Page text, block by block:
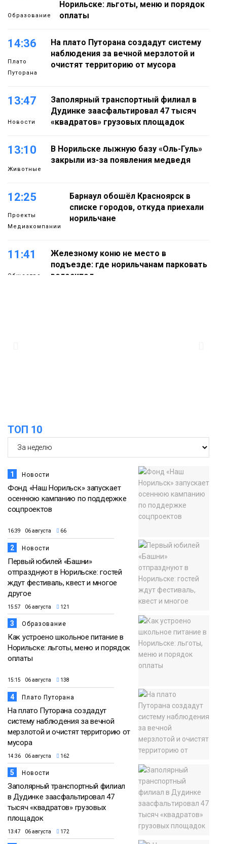
Образование
Норильске: льготы, меню и порядок
оплаты
14:36
Плато
Путорана
На плато Путорана создадут систему
наблюдения за вечной мерзлотой и
очистят территорию от мусора
13:47
Новости
Заполярный транспортный филиал в
Дудинке заасфальтировал 47 тысяч
«квадратов» грузовых площадок
13:10
Животные
В Норильске лыжную базу «Оль-Гуль»
закрыли из-за появления медведя
12:25
Проекты
Медиакомпании
Барнаул обошёл Красноярск в
списке городов, откуда приехали
норильчане
11:41
Общество
Железному коню не место в
подъезде: где норильчанам парковать
велосипед
ТОП 10
1 Новости
Фонд «Наш Норильск» запускает
осеннюю кампанию по поддержке
соцпроектов
16:39 06 августа 66
2 Новости
Первый юбилей «Башни»
отпразднуют в Норильске: гостей
ждут фестиваль, квест и многое
другое
15:57 06 августа 121
3 Образование
Как устроено школьное питание в
Норильске: льготы, меню и порядок
оплаты
15:15 06 августа 138
4 Плато Путорана
На плато Путорана создадут
систему наблюдения за вечной
мерзлотой и очистят территорию от
мусора
14:36 06 августа 162
5 Новости
Заполярный транспортный филиал
в Дудинке заасфальтировал 47
тысяч «квадратов» грузовых
площадок
13:47 06 августа 172